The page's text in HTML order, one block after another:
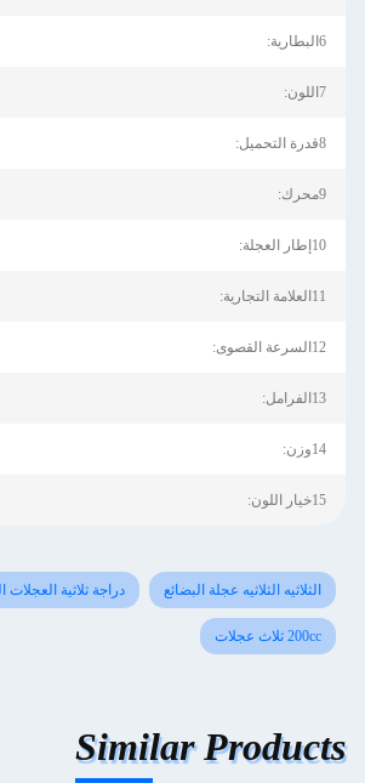
6البطارية:
7اللون:
8قدرة التحميل:
9محرك:
10إطار العجلة:
11العلامة التجارية:
12السرعة القصوى:
13الفرامل:
14وزن:
15خيار اللون:
الثلاثيه الثلاثيه عجلة البضائع دراجة ثلاثية العجلات
200cc ثلاث عجلات
Similar Products